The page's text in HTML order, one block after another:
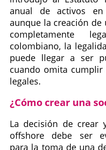
anual de activos
aunque la creación de
completamente
colombiano, la
puede llegar a ser
cuando omita cumplir
legales.
¿Cómo crear una
La decisión de crear
offshore debe ser
para la toma de una